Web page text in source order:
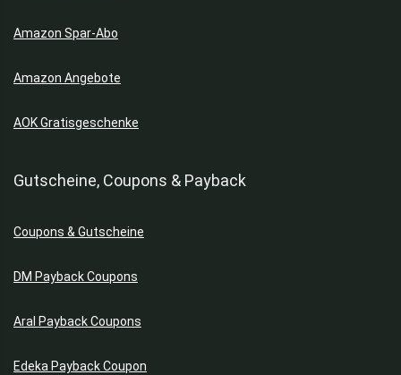
Amazon Spar-Abo
Amazon Angebote
AOK Gratisgeschenke
Gutscheine, Coupons & Payback
Coupons & Gutscheine
DM Payback Coupons
Aral Payback Coupons
Edeka Payback Coupon